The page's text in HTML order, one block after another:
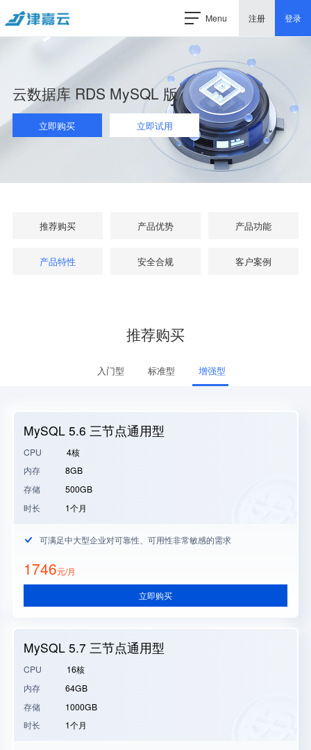
Menu 注册 登录
云数据库 RDS MySQL 版
立即购买 立即试用
推荐购买 产品优势 产品功能
产品特性 安全合规 客户案例
推荐购买
入门型 标准型 增强型
MySQL 5.6 三节点通用型
CPU
4核
内存
8GB
存储
500GB
时长
1个月
可满足中大型企业对可靠性、可用性非常敏感的需求
1746元/月
立即购买
MySQL 5.7 三节点通用型
CPU
16核
内存
64GB
存储
1000GB
时长
1个月